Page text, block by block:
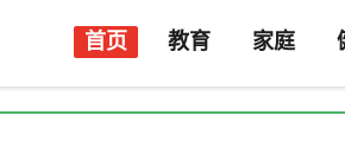
首页 教育 家庭